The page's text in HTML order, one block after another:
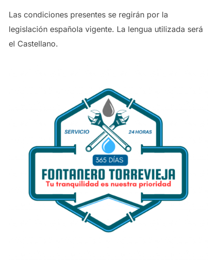
Las condiciones presentes se regirán por la
legislación española vigente. La lengua utilizada será
el Castellano.